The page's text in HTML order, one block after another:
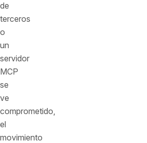
de
terceros
o
un
servidor
MCP
se
ve
comprometido,
el
movimiento